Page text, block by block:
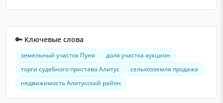
🔑 Ключевые слова
земельный участок Пуня
доля участка аукцион
торги судебного пристава Алитус
сельхозземля продажа
недвижимость Алитусский район